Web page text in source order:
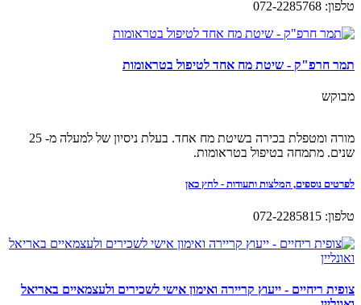
טלפון: 072-2285768
תמר חרפ"ק - שיטת מח אחד לטיפול בטראומות
מבוקש
מורה ומטפלת בכירה בשיטת מח אחד. בעלת ניסיון של למעלה מ- 25
שנים. מתמחה בטיפול בטראומות.
לפרטים נוספים, המלצות ותעודות - לחץ כאן
טלפון: 072-2285815
צופית ריחיים - ייעוץ קריירה ואימון אישי לשכירים ולעצמאיים באריאל